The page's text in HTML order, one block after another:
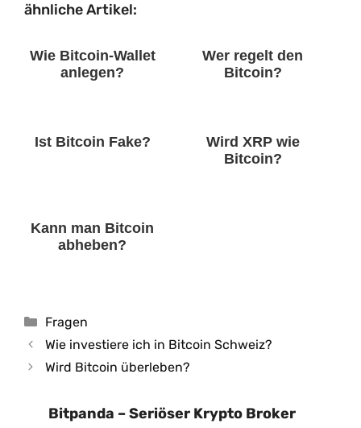
ähnliche Artikel:
Wie Bitcoin-Wallet
anlegen?
Wer regelt den
Bitcoin?
Ist Bitcoin Fake?
Wird XRP wie
Bitcoin?
Kann man Bitcoin
abheben?
Kategorien
Fragen
Wie investiere ich in Bitcoin Schweiz?
Wird Bitcoin überleben?
Bitpanda – Seriöser Krypto Broker